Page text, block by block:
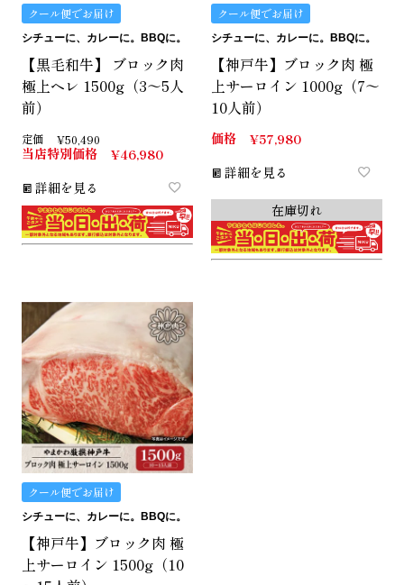
クール便でお届け
シチューに、カレーに。BBQに。
【黒毛和牛】 ブロック肉
極上ヘレ 1500g（3～5人
前）
定価 ¥50,490
当店特別価格 ¥46,980
詳細を見る
クール便でお届け
シチューに、カレーに。BBQに。
【神戸牛】ブロック肉 極
上サーロイン 1000g（7～
10人前）
価格 ¥57,980
詳細を見る
在庫切れ
クール便でお届け
シチューに、カレーに。BBQに。
【神戸牛】ブロック肉 極
上サーロイン 1500g（10